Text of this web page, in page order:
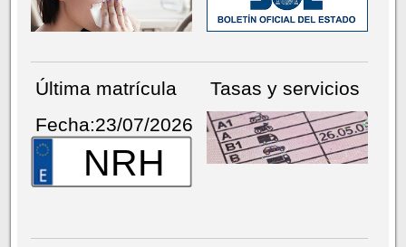
Última matrícula
Fecha:23/07/2026
NRH
Tasas y servicios